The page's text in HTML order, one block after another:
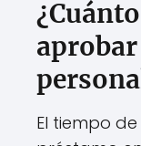
El tiempo